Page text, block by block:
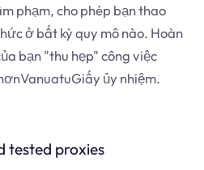
phạm, cho phép bạn thao
ở bất kỳ quy mô nào. Hoàn
bạn "thu hẹp" công việc
ủy nhiệm.
tested proxies